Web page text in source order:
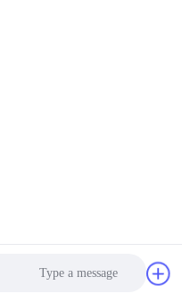
س: هل يمكنني خلط بطاريات
الأخرى؟